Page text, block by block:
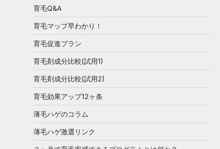
育毛Q&A
育毛マップ早わかり！
育毛促進プラン
育毛剤成分比較(試用1)
育毛剤成分比較(試用2)
育毛効果アップ12ヶ条
薄毛ハゲのコラム
薄毛ハゲ激選リンク